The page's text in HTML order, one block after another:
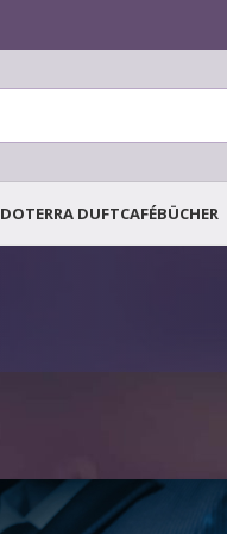
DOTERRA DUFTCAFÉBÜCHER